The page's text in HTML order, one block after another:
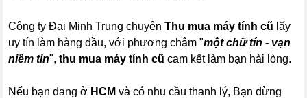
Công ty Đại Minh Trung chuyênThu mua máy tính cũ lấy
uy tín làm hàng đầu, với phương châm "một chữ tín - vạn
niềm tin",thu mua máy tính cũ cam kết làm bạn hài lòng.
Nếu bạn đang ở HCM và có nhu cầu thanh lý, Bạn đừng